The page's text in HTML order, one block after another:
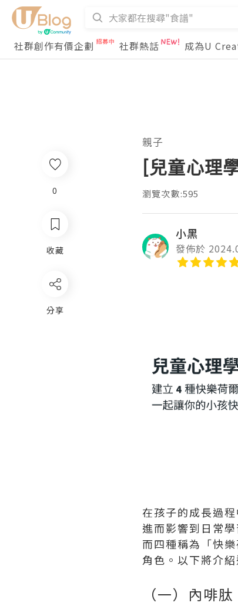
社群創作有價企劃 社群熱話 成為U
親子
[兒童心理
瀏覽次數:595
小黑
發佈於
在孩子的成長過
進而影響到日常
而四種稱為「快
角色。以下將介
（一）內啡
0
收藏
分享